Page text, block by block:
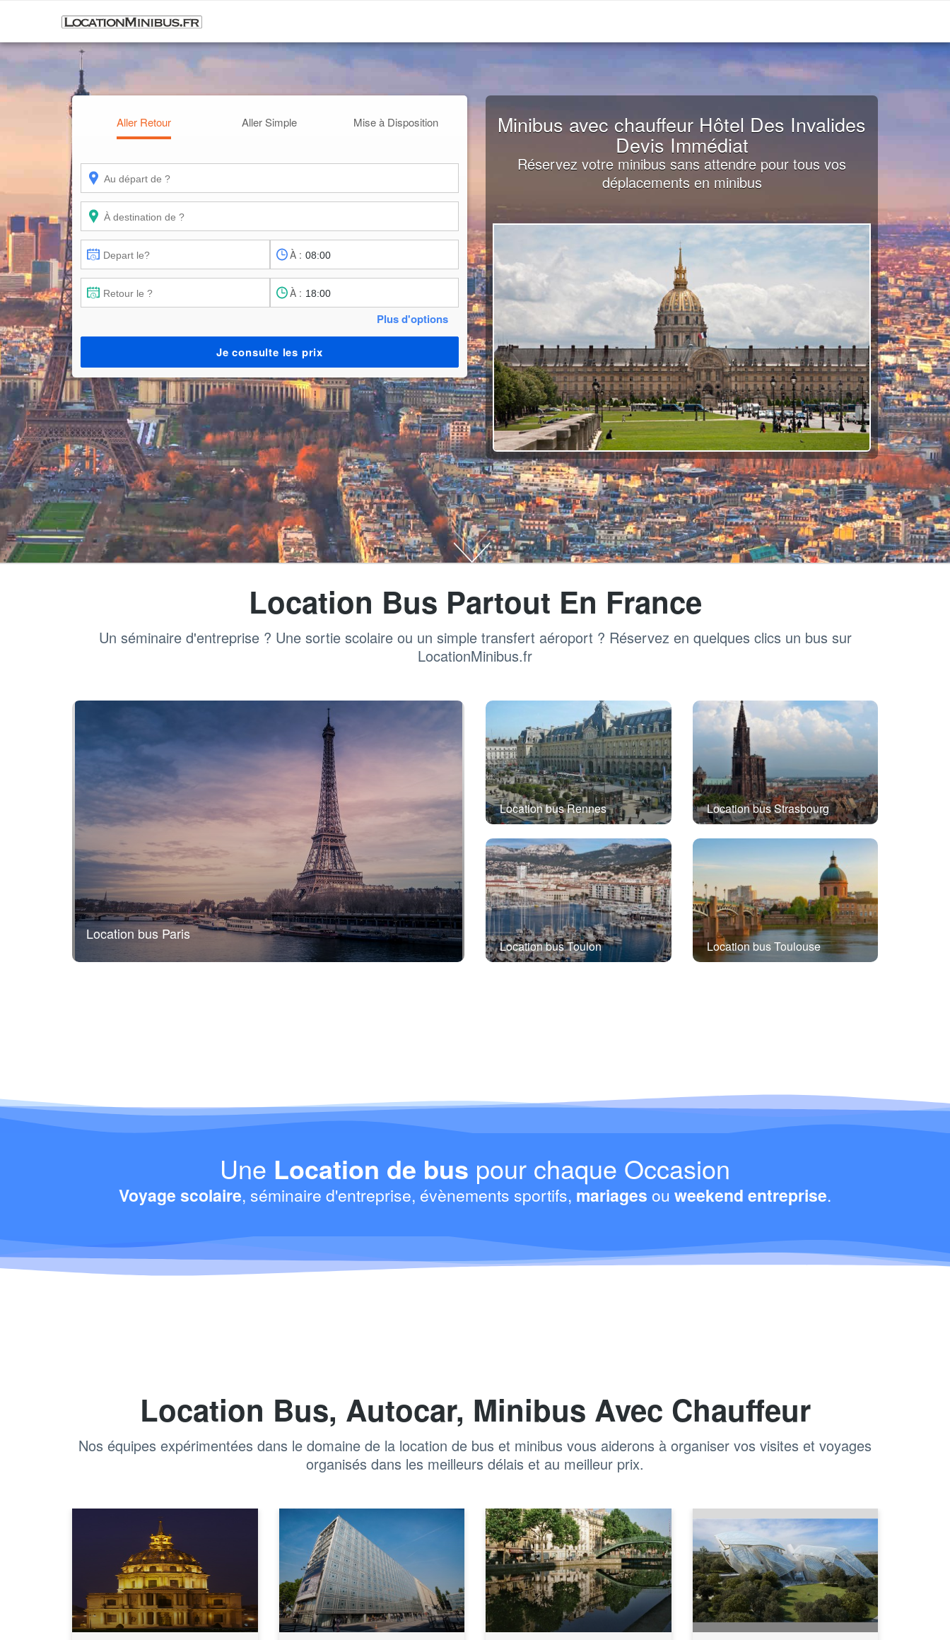
Minibus avec chauffeur Hôtel Des Invalides
Devis Immédiat
Réservez votre minibus sans attendre pour tous vos
déplacements en minibus
Aller Retour Aller Simple Mise à Disposition
À :
À :
Plus d'options
Je consulte les prix
Location Bus Partout En France
Un séminaire d'entreprise ? Une sortie scolaire ou un simple transfert aéroport ? Réservez en quelques clics un bus sur
LocationMinibus.fr
Location bus Paris
Location bus Rennes Location bus Strasbourg
Location bus Toulon Location bus Toulouse
Une Location de bus pour chaque Occasion
Voyage scolaire, séminaire d'entreprise, évènements sportifs, mariages ou weekend entreprise.
Location Bus, Autocar, Minibus Avec Chauffeur
Nos équipes expérimentées dans le domaine de la location de bus et minibus vous aiderons à organiser vos visites et voyages
organisés dans les meilleurs délais et au meilleur prix.